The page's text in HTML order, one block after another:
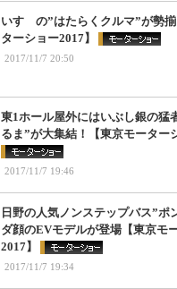
いすゞの”はたらくクルマ”が勢
ターショー2017】
2017/11/7 20:50
東1ホール屋外にはいぶし銀の猛
るま”が大集結！【東京モーター
2017/11/7 19:46
日野の人気ノンステップバス”ポ
ダ顔のEVモデルが登場【東京モ
2017】
2017/11/7 19:34